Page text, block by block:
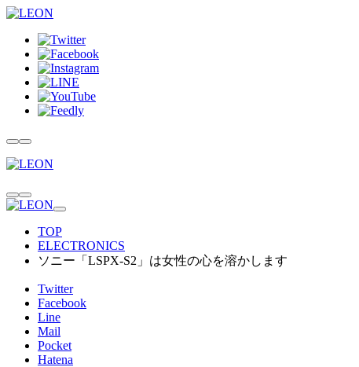
TOP
ELECTRONICS
ソニー「LSPX-S2」は女性の心を溶かします
Twitter
Facebook
Line
Mail
Pocket
Hatena